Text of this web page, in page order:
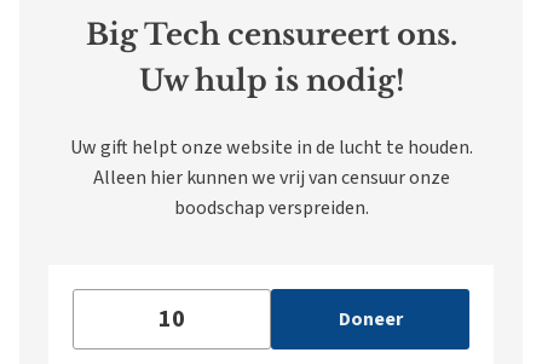
Big Tech censureert ons.
Uw hulp is nodig!
Uw gift helpt onze website in de lucht te houden.
Alleen hier kunnen we vrij van censuur onze
boodschap verspreiden.
Doneer